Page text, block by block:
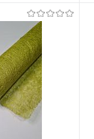
В корзину
Сравнение
В наличии